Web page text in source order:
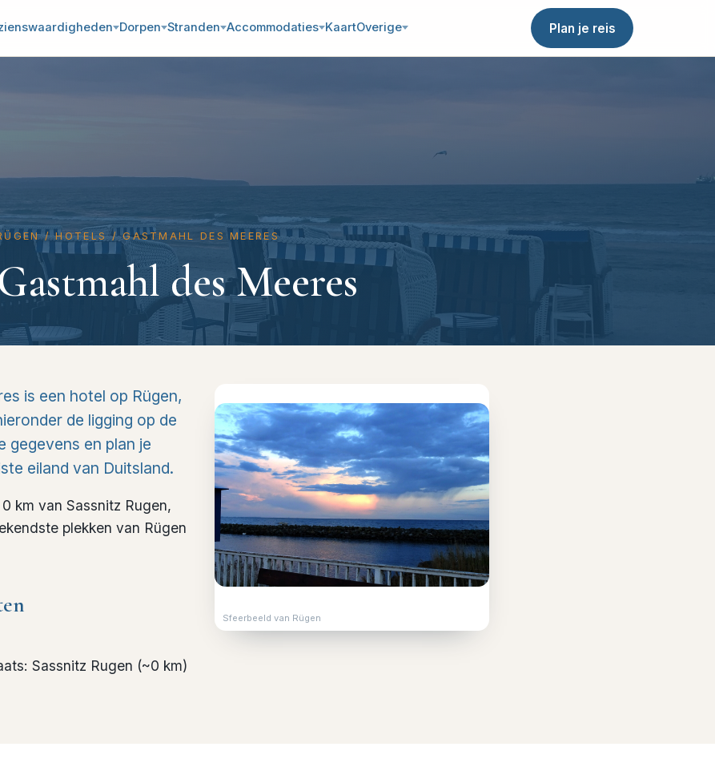
Dorpen Stranden Accommodaties KaartOverige Plan je reis
/ HOTELS/ GASTMAHL DES MEERES
des Meeres
Sfeerbeeld van Rügen
is een hotel op Rügen,
de ligging op de
gegevens en plan je
eiland van Duitsland.
km van Sassnitz Rugen,
plekken van Rügen
: Sassnitz Rugen (~0 km)